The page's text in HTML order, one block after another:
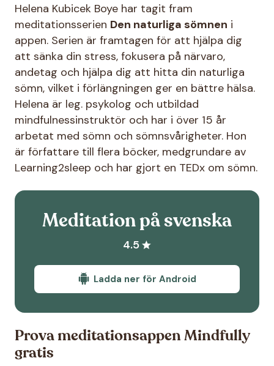
Helena Kubicek Boye har tagit fram
meditationsserien Den naturliga sömnen i
appen. Serien är framtagen för att hjälpa dig
att sänka din stress, fokusera på närvaro,
andetag och hjälpa dig att hitta din naturliga
sömn, vilket i förlängningen ger en bättre hälsa.
Helena är leg. psykolog och utbildad
mindfulnessinstruktör och har i över 15 år
arbetat med sömn och sömnsvårigheter. Hon
är författare till flera böcker, medgrundare av
Learning2sleep och har gjort en TEDx om sömn.
Meditation på svenska
4.5
Ladda ner för Android
Prova meditationsappen Mindfully
gratis